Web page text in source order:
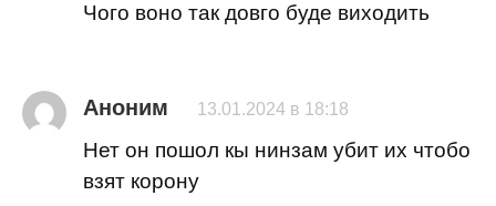
Чого воно так довго буде виходить
Аноним 13.01.2024 в 18:18
Нет он пошол кы нинзам убит их чтобо
взят корону